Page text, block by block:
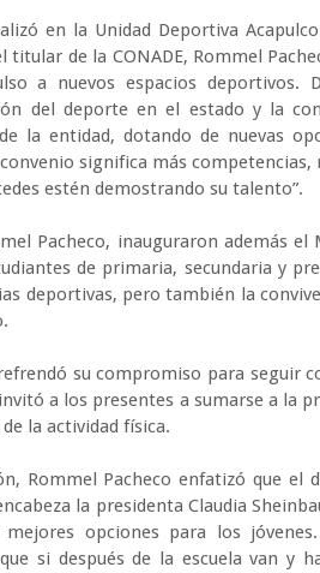
en la Unidad Deportiva
titular de la CONADE, Rommel
a nuevos espacios deportivos.
del deporte en el estado y la
la entidad, dotando de nuevas
convenio significa más
estén demostrando su talento”.
Pacheco, inauguraron además el
de primaria, secundaria y
deportivas, pero también la
su compromiso para seguir
a los presentes a sumarse a la
la actividad física.
Rommel Pacheco enfatizó que el
la presidenta Claudia
opciones para los jóvenes.
si después de la escuela van y